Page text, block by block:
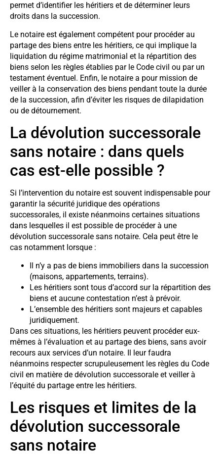
permet d’identifier les héritiers et de déterminer leurs
droits dans la succession.
Le notaire est également compétent pour procéder au
partage des biens entre les héritiers, ce qui implique la
liquidation du régime matrimonial et la répartition des
biens selon les règles établies par le Code civil ou par un
testament éventuel. Enfin, le notaire a pour mission de
veiller à la conservation des biens pendant toute la durée
de la succession, afin d’éviter les risques de dilapidation
ou de détournement.
La dévolution successorale
sans notaire : dans quels
cas est-elle possible ?
Si l’intervention du notaire est souvent indispensable pour
garantir la sécurité juridique des opérations
successorales, il existe néanmoins certaines situations
dans lesquelles il est possible de procéder à une
dévolution successorale sans notaire. Cela peut être le
cas notamment lorsque :
Il n’y a pas de biens immobiliers dans la succession
(maisons, appartements, terrains).
Les héritiers sont tous d’accord sur la répartition des
biens et aucune contestation n’est à prévoir.
L’ensemble des héritiers sont majeurs et capables
juridiquement.
Dans ces situations, les héritiers peuvent procéder eux-
mêmes à l’évaluation et au partage des biens, sans avoir
recours aux services d’un notaire. Il leur faudra
néanmoins respecter scrupuleusement les règles du Code
civil en matière de dévolution successorale et veiller à
l’équité du partage entre les héritiers.
Les risques et limites de la
dévolution successorale
sans notaire